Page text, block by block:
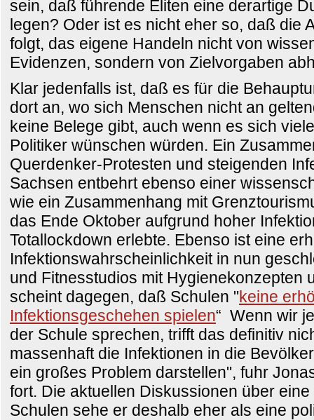
sein, daß führende Eliten eine derartige
legen? Oder ist es nicht eher so, daß die
folgt, das eigene Handeln nicht von
Evidenzen, sondern von Zielvorgaben
Klar jedenfalls ist, daß es für die
dort an, wo sich Menschen nicht an
keine Belege gibt, auch wenn es sich
Politiker wünschen würden. Ein
Querdenker-Protesten und steigenden
Sachsen entbehrt ebenso einer
wie ein Zusammenhang mit
das Ende Oktober aufgrund hoher
Totallockdown erlebte. Ebenso ist eine
Infektionswahrscheinlichkeit in nun
und Fitnesstudios mit Hygienekonzepten
scheint dagegen, daß Schulen "keine
Infektionsgeschehen spielen“ Wenn wir
der Schule sprechen, trifft das definitiv
massenhaft die Infektionen in die
ein großes Problem darstellen", fuhr
fort. Die aktuellen Diskussionen über
Schulen sehe er deshalb eher als eine